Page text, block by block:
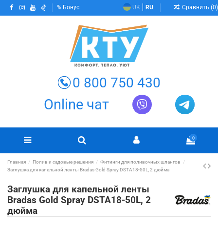
Бонус UK RU Сравнить (0)
0 800 750 430
Online чат
0
Главная Полив и садовые решения
Фитинги для поливочных шлангов
Заглушка для капельной ленты Bradas Gold Spray DSTA18-50L, 2 дюйма
Заглушка для капельной ленты
Bradas Gold Spray DSTA18-50L, 2
дюйма